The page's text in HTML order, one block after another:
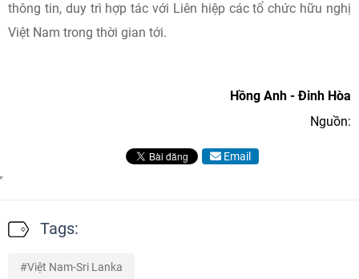
thông tin, duy trì hợp tác với Liên hiệp các tổ chức hữu nghị
Việt Nam trong thời gian tới.
Hồng Anh - Đinh Hòa
Nguồn:
Email
Tags:
Việt Nam-Sri Lanka